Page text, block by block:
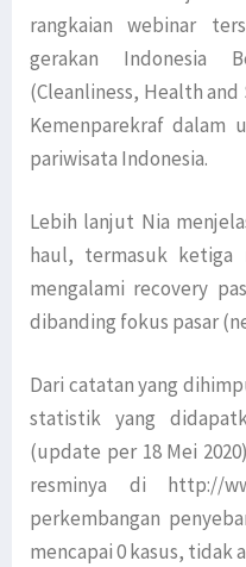
rangkaian webinar
gerakan Indonesia
(Cleanliness, Health
Kemenparekraf dalam
pariwisata Indonesia.
Lebih lanjut Nia
haul, termasuk
mengalami recovery
dibanding fokus pasar
Dari catatan yang
statistik yang
(update per 18 Mei
resminya di http://
perkembangan
mencapai 0 kasus, tidak